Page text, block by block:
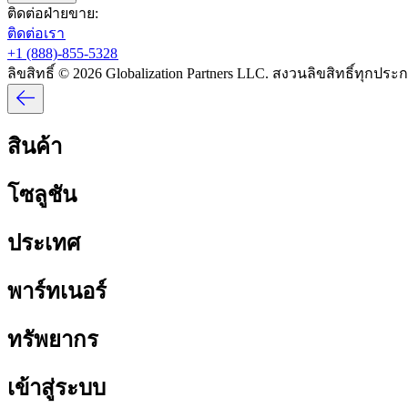
ติดต่อฝ่ายขาย:​​
ติดต่อเรา​​
+1 (888)-855-5328​​
ลิขสิทธิ์ © 2026 Globalization Partners LLC. สงวนลิขสิทธิ์ทุกประ
สินค้า​​
โซลูชัน​​
ประเทศ​​
พาร์ทเนอร์​​
ทรัพยากร​​
เข้าสู่ระบบ​​